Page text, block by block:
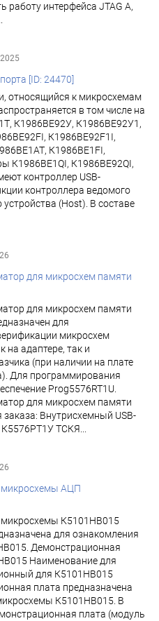
работу интерфейса JTAG A,
[ID: 24470]
относящийся к микросхемам
в том числе на
К1986ВЕ92У, К1986ВЕ92У1,
К1986ВЕ92F1I,
К1986ВЕ1FI,
К1986ВЕ1QI, К1986ВЕ92QI,
контроллер USB-
контроллера ведомого
устройства (Host). В составе
для микросхем памяти
для микросхем памяти
для
микросхем
на адаптере, так и
(при наличии на плате
Для программирования
Prog5576RT1U.
для микросхем памяти
Внутрисхемный USB-
ТСКЯ...
микросхемы АЦП
К5101НВ015
для ознакомления
Демонстрационная
Наименование для
для К5101НВ015
плата предназначена
К5101НВ015. В
плата (модуль